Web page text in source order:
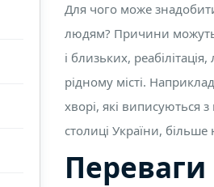
Для чого може
людям? Причини можуть
і близьких,
рідному місті.
хворі, які виписуються
столиці України, більше
Переваги